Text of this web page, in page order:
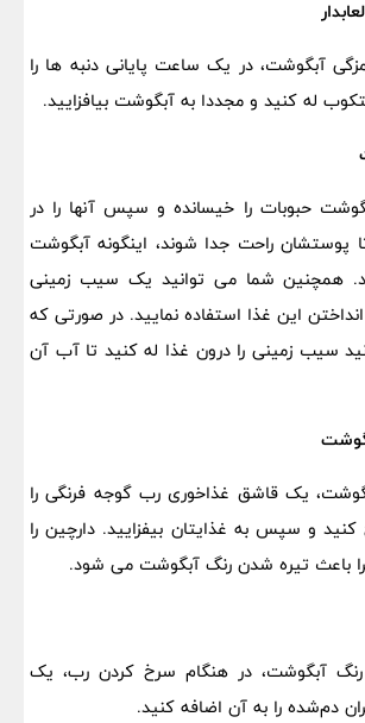
آبگوشت، در یک ساعت پایانی دنبه ها را
له کنید و مجددا به آبگوشت بیافزایید.
حبوبات را خیسانده و سپس آنها را در
پوستشان راحت جدا شوند، اینگونه آبگوشت
همچنین شما می توانید یک سیب زمینی
این غذا استفاده نمایید. در صورتی که
سیب زمینی را درون غذا له کنید تا آب آن
یک قاشق غذاخوری رب گوجه فرنگی را
و سپس به غذایتان بیفزایید. دارچین را
باعث تیره شدن رنگ آبگوشت می شود.
رنگ آبگوشت، در هنگام سرخ کردن رب، یک
دم‌شده را به آن اضافه کنید.